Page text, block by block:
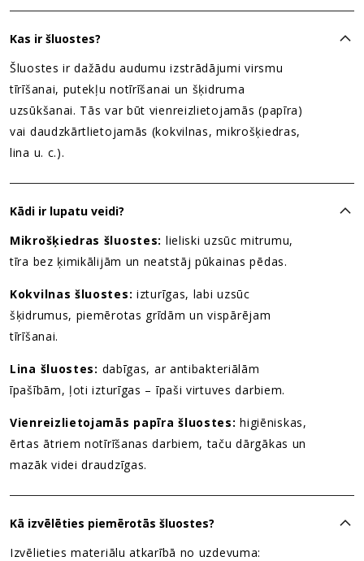
Kas ir šluostes?
Šluostes ir dažādu audumu izstrādājumi virsmu
tīrīšanai, putekļu notīrīšanai un šķidruma
uzsūkšanai. Tās var būt vienreizlietojamās (papīra)
vai daudzkārtlietojamās (kokvilnas, mikrošķiedras,
lina u. c.).
Kādi ir lupatu veidi?
Mikrošķiedras šluostes: lieliski uzsūc mitrumu,
tīra bez ķimikālijām un neatstāj pūkainas pēdas.
Kokvilnas šluostes: izturīgas, labi uzsūc
šķidrumus, piemērotas grīdām un vispārējam
tīrīšanai.
Lina šluostes: dabīgas, ar antibakteriālām
īpašībām, ļoti izturīgas – īpaši virtuves darbiem.
Vienreizlietojamās papīra šluostes: higiēniskas,
ērtas ātriem notīrīšanas darbiem, taču dārgākas un
mazāk videi draudzīgas.
Kā izvēlēties piemērotās šluostes?
Izvēlieties materiālu atkarībā no uzdevuma: